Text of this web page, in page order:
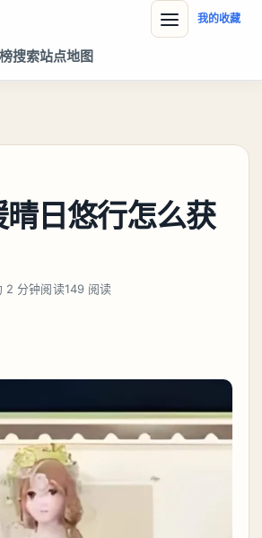
搜索站点地图
我的收藏
日悠行怎么获
2 分钟阅读149 阅读